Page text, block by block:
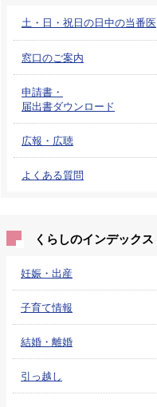
土・日・祝日の日中の当番医
窓口のご案内
申請書・
届出書ダウンロード
広報・広聴
よくある質問
くらしのインデックス
妊娠・出産
子育て情報
結婚・離婚
引っ越し